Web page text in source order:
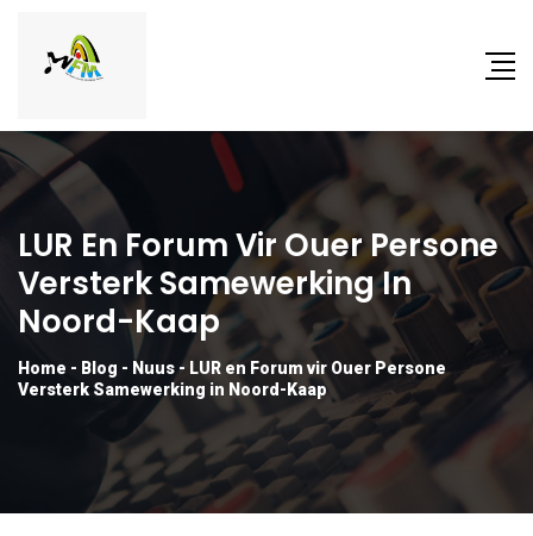
LUR En Forum Vir Ouer Persone
Versterk Samewerking In
Noord-Kaap
Home - Blog - Nuus- LUR en Forum vir Ouer Persone
Versterk Samewerking in Noord-Kaap